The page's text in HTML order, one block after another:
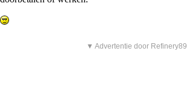
▼ Advertentie door Refinery89